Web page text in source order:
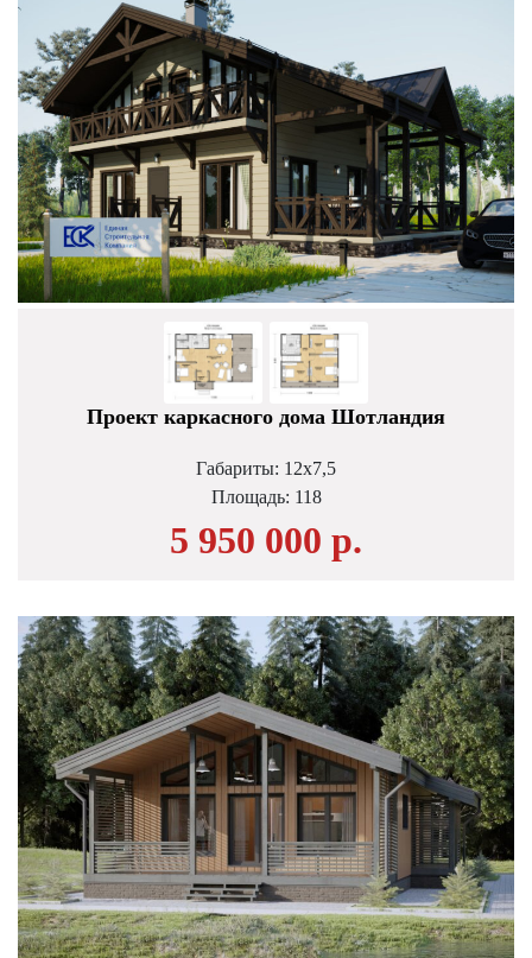
Проект каркасного дома Шотландия
Габариты: 12х7,5
Площадь: 118
5 950 000 р.